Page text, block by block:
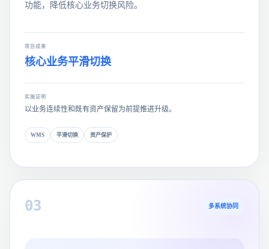
功能，降低核心业务切换风险。
项目成果
核心业务平滑切换
实施证明
以业务连续性和既有资产保留为前提推进升级。
WMS 平滑切换 资产保护
03 多系统协同